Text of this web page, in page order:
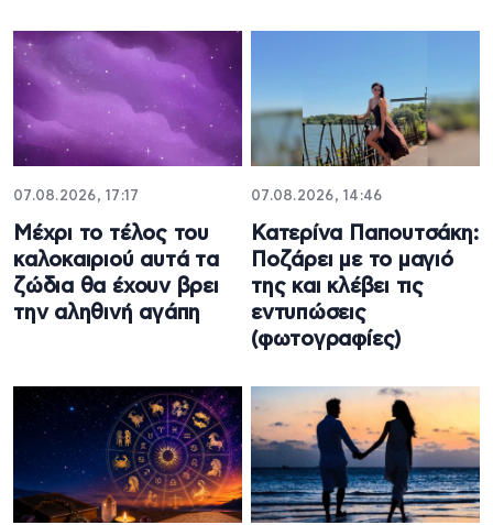
07.08.2026, 17:17
Μέχρι το τέλος του
καλοκαιριού αυτά τα
ζώδια θα έχουν βρει
την αληθινή αγάπη
07.08.2026, 14:46
Κατερίνα Παπουτσάκη:
Ποζάρει με το μαγιό
της και κλέβει τις
εντυπώσεις
(φωτογραφίες)